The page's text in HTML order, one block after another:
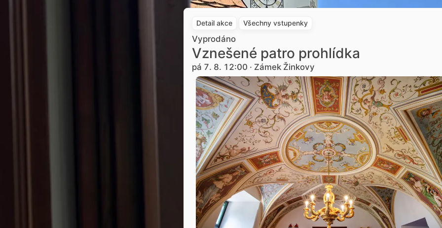
Detail akce Všechny vstupenky
Vyprodáno
Vznešené patro prohlídka
pá 7. 8. 12:00 · Zámek Žinkovy